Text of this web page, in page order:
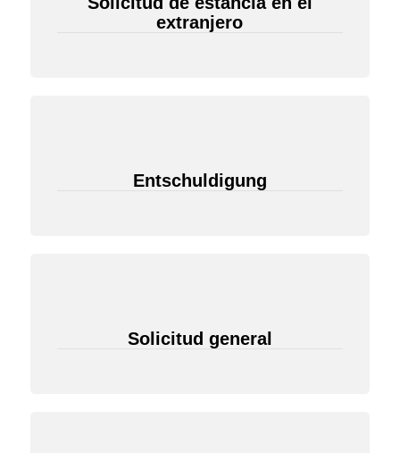
extranjero
Entschuldigung
Solicitud general